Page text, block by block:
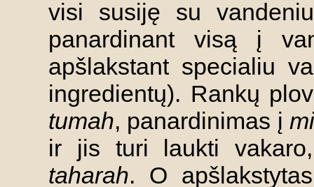
visi susiję su
panardinant visą į
apšlakstant specialiu
ingredientų). Rankų
tumah, panardinimas į
ir jis turi laukti
taharah. O